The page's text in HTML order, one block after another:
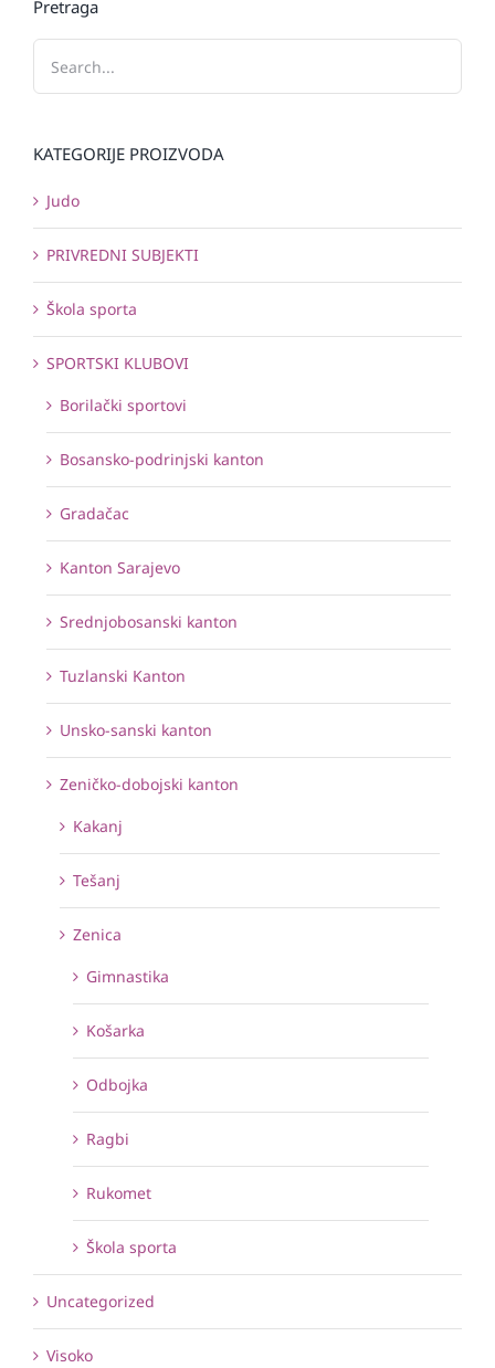
Pretraga
KATEGORIJE PROIZVODA
Judo
PRIVREDNI SUBJEKTI
Škola sporta
SPORTSKI KLUBOVI
Borilački sportovi
Bosansko-podrinjski kanton
Gradačac
Kanton Sarajevo
Srednjobosanski kanton
Tuzlanski Kanton
Unsko-sanski kanton
Zeničko-dobojski kanton
Kakanj
Tešanj
Zenica
Gimnastika
Košarka
Odbojka
Ragbi
Rukomet
Škola sporta
Uncategorized
Visoko